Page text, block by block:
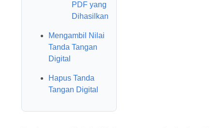
PDF yang
Dihasilkan
Mengambil Nilai
Tanda Tangan
Digital
Hapus Tanda
Tangan Digital